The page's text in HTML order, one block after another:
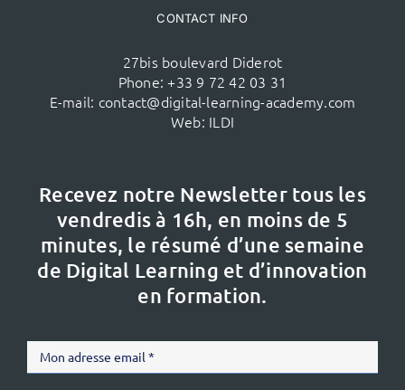
CONTACT INFO
27bis boulevard Diderot
Phone: +33 9 72 42 03 31
E-mail: contact@digital-learning-academy.com
Web: ILDI
Recevez notre Newsletter tous les
vendredis à 16h, en moins de 5
minutes, le résumé d’une semaine
de Digital Learning et d’innovation
en formation.